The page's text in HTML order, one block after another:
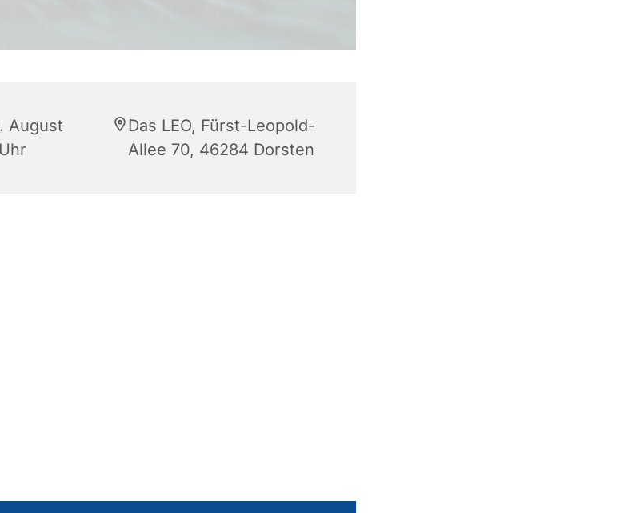
August
Das LEO, Fürst-Leopold-
Allee 70, 46284 Dorsten